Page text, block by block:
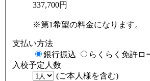
337,700円
※第1希望の料金になります。
支払い方法
銀行振込
らくらく免許ロ
入校予定人数
(ご本人様を含む)